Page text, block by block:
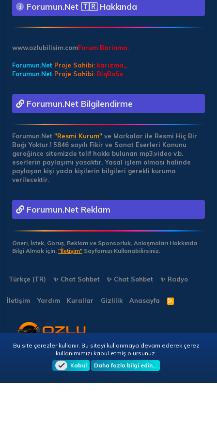
Forumun.Net 🇹🇷 Hakkında
Forum Barinma:
www.ozlubilisim.com
Forumun.Net Proje Sahibi: karizma_
Forumun.Net Proje Sahibi: BiqBoSs
Forumun.Net Bilgilendirme
Forumun.Net "Resmi Kurum" ve Markalar ile Resmi Hiç Bir
Bağı Yoktur.! 5846 sayılı Fikir ve Sanat Eserleri Kanunu
gereğince sitemizde telif hakkı bulunan mp3,video v.b.
eserlerin paylaşımı yasaktır. Yasal işlem olması halinde
paylaşan kişi yada kişilerin bilgileri gerekli kuruma
verilecektir.
Forumun.Net Reklam
Öneri, İstek, Görüş, Reklam ve Sponsorluk, Anlaşmaları Hakkında
Bilgi Almak için, "İletişim" Sayfamızı Kullanabilirsiniz.
Türkçe (TR) ✨ Chat Sohbet ✨ Chat Sohbet ✨ Radyo
İletişim Yardım Kurallar Gizlilik Anasayfa
R
S
Copyright © 2026 🎭 Forumun.NET - Tüm Hakları Saklıdır!
Bu site çerezler kullanır. Bu siteyi kullanmaya devam ederek çerez
kullanımımızı kabul etmiş olursunuz.
Kabul
Daha fazla bilgi edin…